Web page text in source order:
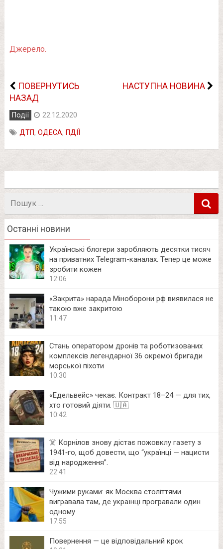
Джерело.
ПОВЕРНУТИСЬ
НАЗАД
НАСТУПНА НОВИНА
Події 22.12.2020
ДТП, ОДЕСА, ПДІЇ
Пошук
Останні новини
Українські блогери заробляють десятки тисяч
на приватних Telegram-каналах. Тепер це може
зробити кожен
12:06
«Закрита» нарада Міноборони рф виявилася не
такою вже закритою
11:47
Стань оператором дронів та роботизованих
комплексів легендарної 36 окремої бригади
морської піхоти
10:30
«Едельвейс» чекає. Контракт 18–24 — для тих,
хто готовий діяти. 🇺🇦
10:42
☠️ Корнілов знову дістає пожовклу газету з
1941‑го, щоб довести, що “українці — нацисти
від народження”.
22:41
Чужими руками: як Москва століттями
вигравала там, де українці програвали один
одному
17:55
Повернення — це відповідальний крок